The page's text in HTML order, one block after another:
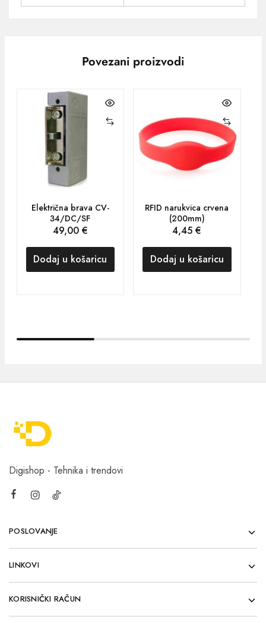
Povezani proizvodi
Električna brava CV-
34/DC/SF
49,00 €
Dodaj u košaricu
RFID narukvica crvena
(200mm)
4,45€
Dodaj u košaricu
Digishop - Tehnika i trendovi
POSLOVANJE
LINKOVI
KORISNIČKI RAČUN